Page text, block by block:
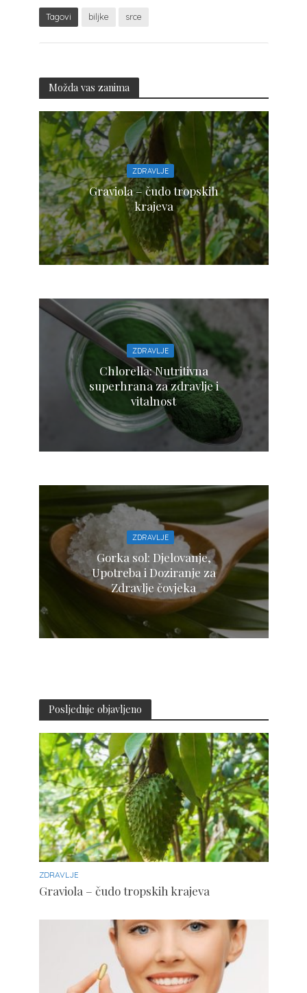
Tagovi biljke srce
Možda vas zanima
ZDRAVLJE
Graviola – čudo tropskih
krajeva
ZDRAVLJE
Chlorella: Nutritivna
superhrana za zdravlje i
vitalnost
ZDRAVLJE
Gorka sol: Djelovanje,
Upotreba i Doziranje za
Zdravlje čovjeka
Posljednje objavljeno
ZDRAVLJE
Graviola – čudo tropskih krajeva